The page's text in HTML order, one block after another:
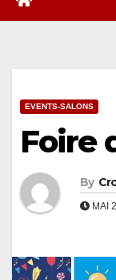
EVENTS-SALONS
Foire
By
MAI